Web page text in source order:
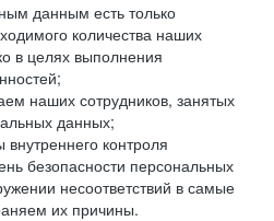
данным есть только
количества наших
в целях выполнения
наших сотрудников, занятых
данных;
контроля
безопасности персональных
несоответствий в самые
их причины.